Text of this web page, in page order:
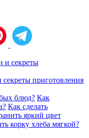
приготовления
блюд? Как
Как сделать
яркий цвет
корку хлеба мягкой?